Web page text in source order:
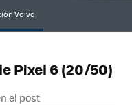
Volvo
Pixel 6 (20/50)
el post